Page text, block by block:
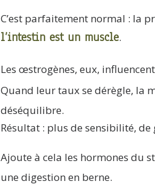
C’est parfaitement normal : la
l’intestin est un muscle.
Les œstrogènes, eux,
Quand leur taux se dérègle, la
déséquilibre.
Résultat : plus de sensibilité, de
Ajoute à cela les hormones du
une digestion en berne.